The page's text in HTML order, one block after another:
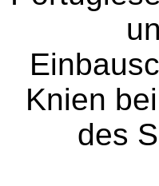
Knien
des